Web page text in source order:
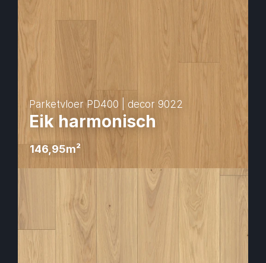
Parketvloer PD400 | decor 9022
Eik harmonisch
146,95m²